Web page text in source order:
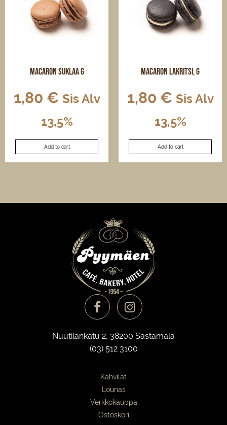
Macaron Suklaa G
1,80 € Sis Alv
13,5%
Add to cart
Macaron Lakritsi, G
1,80 € Sis Alv
13,5%
Add to cart
Nuutilankatu 2, 38200 Sastamala
(03) 512 3100
Kahvilat
Lounas
Verkkokauppa
Ostoskori